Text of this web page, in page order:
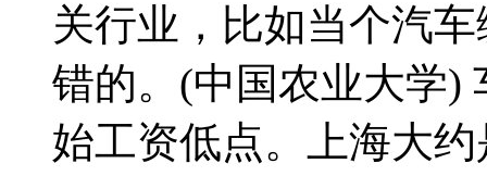
关行业，比如当个汽
错的。(中国农业大学)
始工资低点。上海大